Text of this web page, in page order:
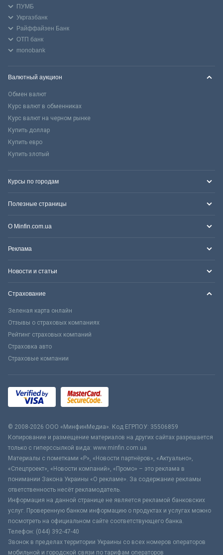
ПУМБ
Укргазбанк
Райффайзен Банк
ОТП банк
monobank
Валютный аукцион
Обмен валют
Курс валют в обменниках
Курс валют на черном рынке
Купить доллар
Купить евро
Купить злотый
Курсы по городам
Полезные страницы
О Minfin.com.ua
Реклама
Новости и статьи
Страхование
Зеленая карта онлайн
Отзывы о страховых компаниях
Рейтинг страховых компаний
Страховка авто
Страховые компании
© 2008-2026 ООО «МинфинМедиа». Код ЕГРПОУ: 35506859
Копирование и размещение материалов на других сайтах разрешается
только с гиперссылкой вида: www.minfin.com.ua
Материалы с пометками «Р», «Новости партнёров», «Актуально»,
«Спецпроект», «Новости компаний», «Промо» – это реклама в
понимании Закона Украины «О рекламе». За содержание рекламы
ответственность несёт рекламодатель.
Информация на данной странице не является рекламой банковских
услуг. Проверенную банком информацию о продуктах и услугах можно
посмотреть на официальном сайте соответствующего банка.
Телефон: (044) 392-47-40
Звонок в пределах территории Украины со всех номеров операторов
мобильной и городской связи по тарифам операторов